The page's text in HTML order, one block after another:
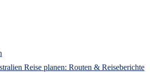
Reise planen: Routen & Reiseberichte